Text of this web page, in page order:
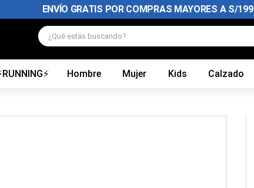
ENVÍO GRATIS POR COMPRAS MAYORES A S/199
¿Qué estás buscando?
Hombre Mujer Kids Calzado